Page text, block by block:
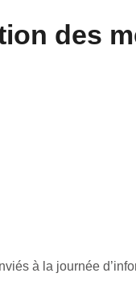
des
à la journée